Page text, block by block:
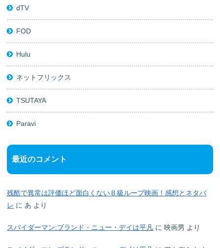
dTV
FOD
Hulu
ネットフリックス
TSUTAYA
Paravi
最近のコメント
残酷で異常は評価ほど面白くないＢ級ループ映画！感想とネタバ
レ に あ より
スパイダーマン:ブランド・ニュー・デイは平凡 に映画男 より